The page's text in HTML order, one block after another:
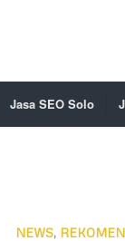
Jasa SEO Solo
NEWS,